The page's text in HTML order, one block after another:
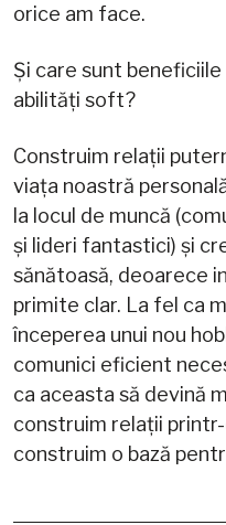
orice am face.
Și care sunt
abilități soft?
Construim relații
viața noastră
la locul de muncă
și lideri fantastici) și
sănătoasă, deoarece
primite clar. La fel ca
începerea unui nou
comunici eficient
ca aceasta să devină
construim relații
construim o bază